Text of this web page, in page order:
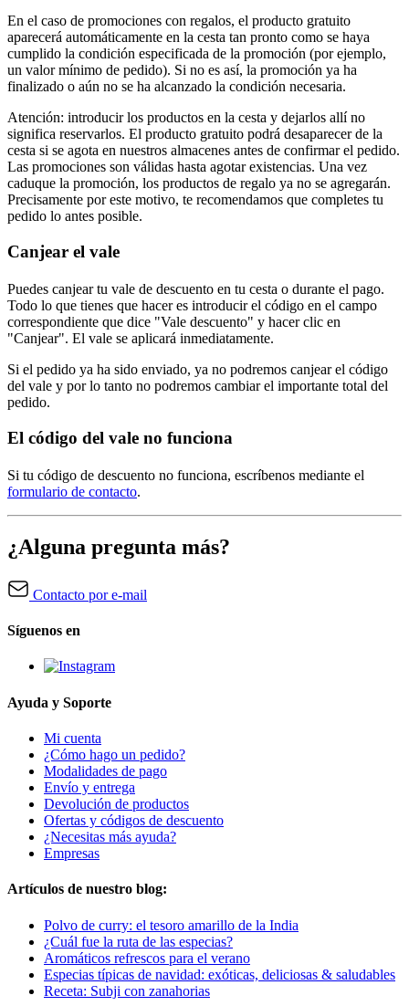
En el caso de promociones con regalos, el producto gratuito
aparecerá automáticamente en la cesta tan pronto como se haya
cumplido la condición especificada de la promoción (por ejemplo,
un valor mínimo de pedido). Si no es así, la promoción ya ha
finalizado o aún no se ha alcanzado la condición necesaria.
Atención: introducir los productos en la cesta y dejarlos allí no
significa reservarlos. El producto gratuito podrá desaparecer de la
cesta si se agota en nuestros almacenes antes de confirmar el pedido.
Las promociones son válidas hasta agotar existencias. Una vez
caduque la promoción, los productos de regalo ya no se agregarán.
Precisamente por este motivo, te recomendamos que completes tu
pedido lo antes posible.
Canjear el vale
Puedes canjear tu vale de descuento en tu cesta o durante el pago.
Todo lo que tienes que hacer es introducir el código en el campo
correspondiente que dice "Vale descuento" y hacer clic en
"Canjear". El vale se aplicará inmediatamente.
Si el pedido ya ha sido enviado, ya no podremos canjear el código
del vale y por lo tanto no podremos cambiar el importante total del
pedido.
El código del vale no funciona
Si tu código de descuento no funciona, escríbenos mediante el
formulario de contacto.
¿Alguna pregunta más?
Contacto por e-mail
Síguenos en
Ayuda y Soporte
Mi cuenta
¿Cómo hago un pedido?
Modalidades de pago
Envío y entrega
Devolución de productos
Ofertas y códigos de descuento
¿Necesitas más ayuda?
Empresas
Artículos de nuestro blog:
Polvo de curry: el tesoro amarillo de la India
¿Cuál fue la ruta de las especias?
Aromáticos refrescos para el verano
Especias típicas de navidad: exóticas, deliciosas & saludables
Receta: Subji con zanahorias